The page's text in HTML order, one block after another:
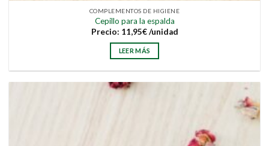
COMPLEMENTOS DE HIGIENE
Cepillo para la espalda
Precio: 11,95€ /unidad
LEER MÁS